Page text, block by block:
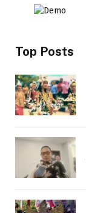
Top Posts